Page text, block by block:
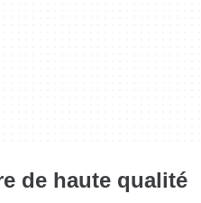
de haute qualité